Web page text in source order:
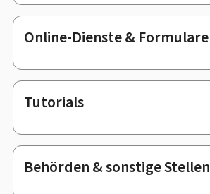
Online-Dienste & Formulare
Tutorials
Behörden & sonstige Stellen